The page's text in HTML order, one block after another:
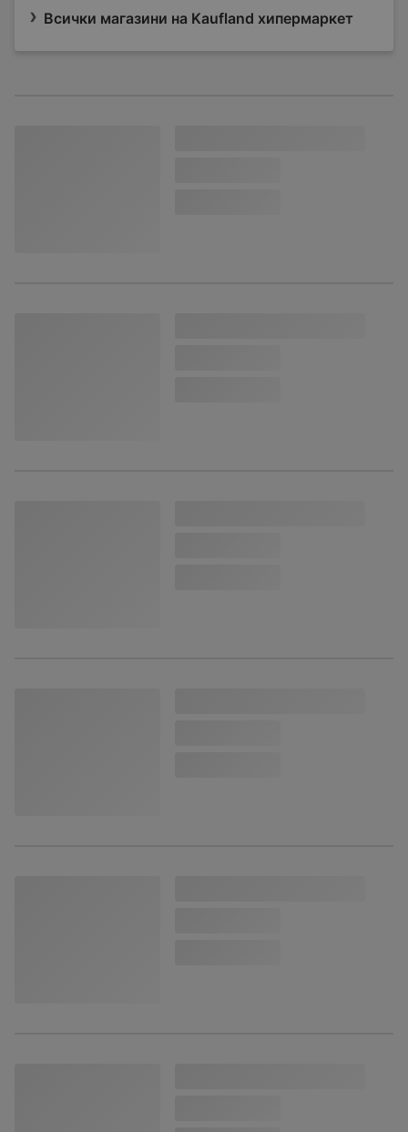
Всички магазини на Kaufland хипермаркет